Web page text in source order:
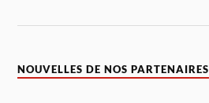
NOUVELLES DE NOS PARTENAIRES